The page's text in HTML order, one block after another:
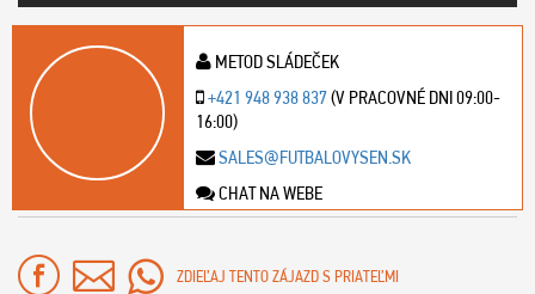
METOD SLÁDEČEK
+421 948 938 837(V PRACOVNÉ DNI 09:00-
16:00)
SALES@FUTBALOVYSEN.SK
CHAT NA WEBE
ZDIEĽAJ TENTO ZÁJAZD S PRIATEĽMI